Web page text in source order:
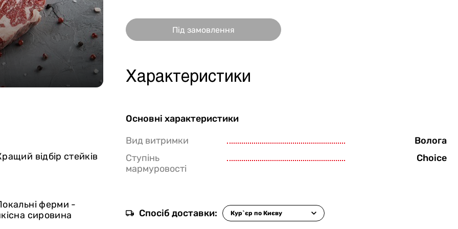
Стейки Клаб
Стейки Особуко
Стейки Шатобріан
Стейки із птиці
Стейки зі свинини
Під замовлення
Характеристики
Основні характеристики
Вид витримки
Волога
Ступінь
мармуровості
Choice
Спосіб доставки:
відбір стейків
ферми -
сировина